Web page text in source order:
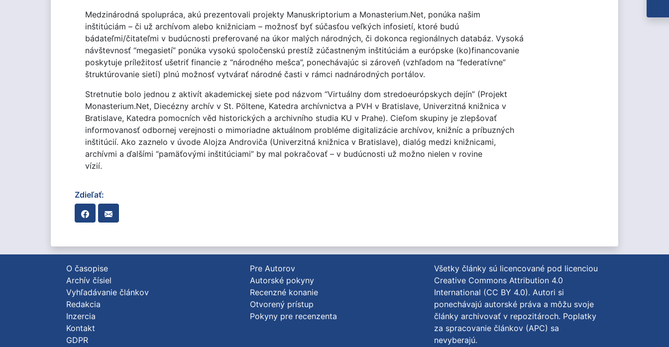
Medzinárodná spolupráca, akú prezentovali projekty Manuskriptorium a Monasterium.Net, ponúka našim
inštitúciám – či už archívom alebo knižniciam – možnosť byť súčasťou veľkých infosietí, ktoré budú
bádateľmi/čitateľmi v budúcnosti preferované na úkor malých národných, či dokonca regionálnych databáz. Vysoká
návštevnosť “megasietí” ponúka vysokú spoločenskú prestíž zúčastneným inštitúciám a európske (ko)financovanie
poskytuje príležitosť ušetriť financie z “národného mešca”, ponechávajúc si zároveň (vzhľadom na “federatívne”
štruktúrovanie sietí) plnú možnosť vytvárať národné časti v rámci nadnárodných portálov.
Stretnutie bolo jednou z aktivít akademickej siete pod názvom “Virtuálny dom stredoeurópskych dejín” (Projekt
Monasterium.Net, Diecézny archív v St. Pöltene, Katedra archívnictva a PVH v Bratislave, Univerzitná knižnica v
Bratislave, Katedra pomocních věd historických a archivního studia KU v Prahe). Cieľom skupiny je zlepšovať
informovanosť odbornej verejnosti o mimoriadne aktuálnom probléme digitalizácie archívov, knižníc a príbuzných
inštitúcií. Ako zaznelo v úvode Alojza Androviča (Univerzitná knižnica v Bratislave), dialóg medzi knižnicami,
archívmi a ďalšími “pamäťovými inštitúciami” by mal pokračovať – v budúcnosti už možno nielen v rovine
vízií.
Zdieľať:
O časopise
Archív čísiel
Vyhľadávanie článkov
Redakcia
Inzercia
Kontakt
GDPR
Pre Autorov
Autorské pokyny
Recenzné konanie
Otvorený prístup
Pokyny pre recenzenta
Všetky články sú licencované pod licenciou
Creative Commons Attribution 4.0
International (CC BY 4.0). Autori si
ponechávajú autorské práva a môžu svoje
články archivovať v repozitároch. Poplatky
za spracovanie článkov (APC) sa
nevyberajú.